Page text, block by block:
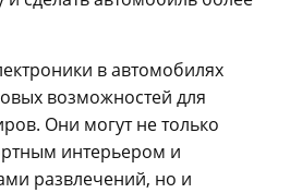
в автомобилях
возможностей для
Они могут не только
интерьером и
развлечений, но и